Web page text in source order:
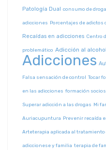
Patología Dual consumo de
adicciones Porcentajes de adictos
Recaídas en adicciones Centro
problemático Adicción al alcohol
Adicciones
Falsa sensación de control Tocar
en las adicciones formación
Superar adicción a las drogas Mi
Auriacupuntura Prevenir recaída
Arteterapia aplicada al tratamiento
adiccionese y familia terapia de